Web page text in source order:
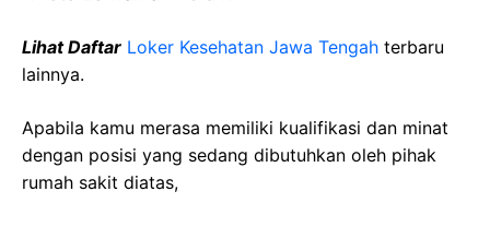
Lihat Daftar Loker Kesehatan Jawa Tengah terbaru
lainnya.
Apabila kamu merasa memiliki kualifikasi dan minat
dengan posisi yang sedang dibutuhkan oleh pihak
rumah sakit diatas,